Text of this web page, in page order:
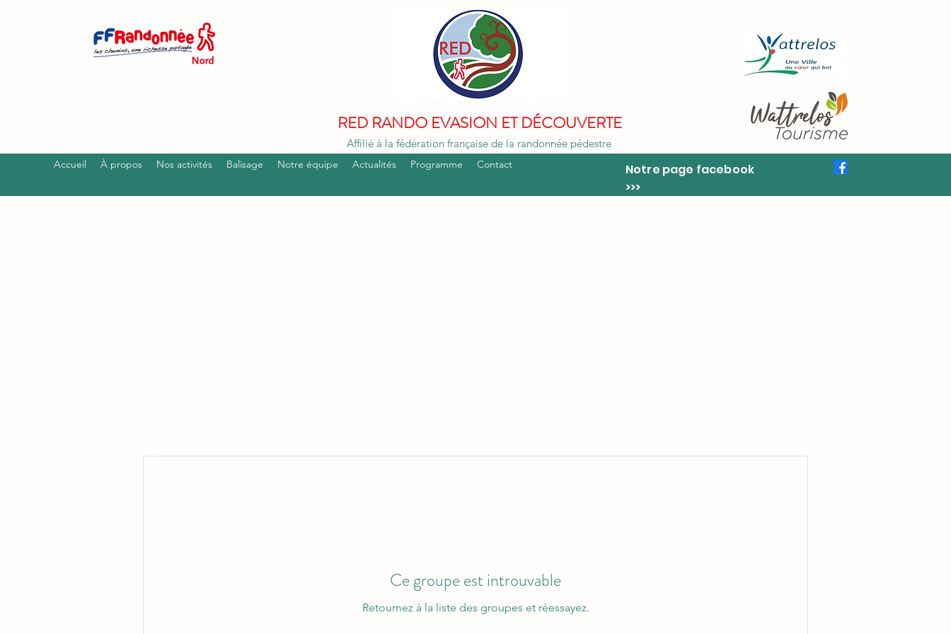
Notre page facebook
>>>
Accueil À propos Nos activités Balisage Notre équipe Actualités Programme Contact
RED RANDO EVASION ET DÉCOUVERTE
Affilié à la fédération française de la randonnée pédestre
Ce groupe est introuvable
Retournez à la liste des groupes et réessayez.